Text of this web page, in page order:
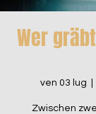
Wer
ven 03 lug
Zwischen